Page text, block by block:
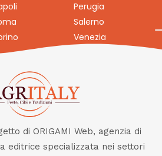
Perugia
Salerno
Venezia
di ORIGAMI Web, agenzia di
editrice specializzata nei settori